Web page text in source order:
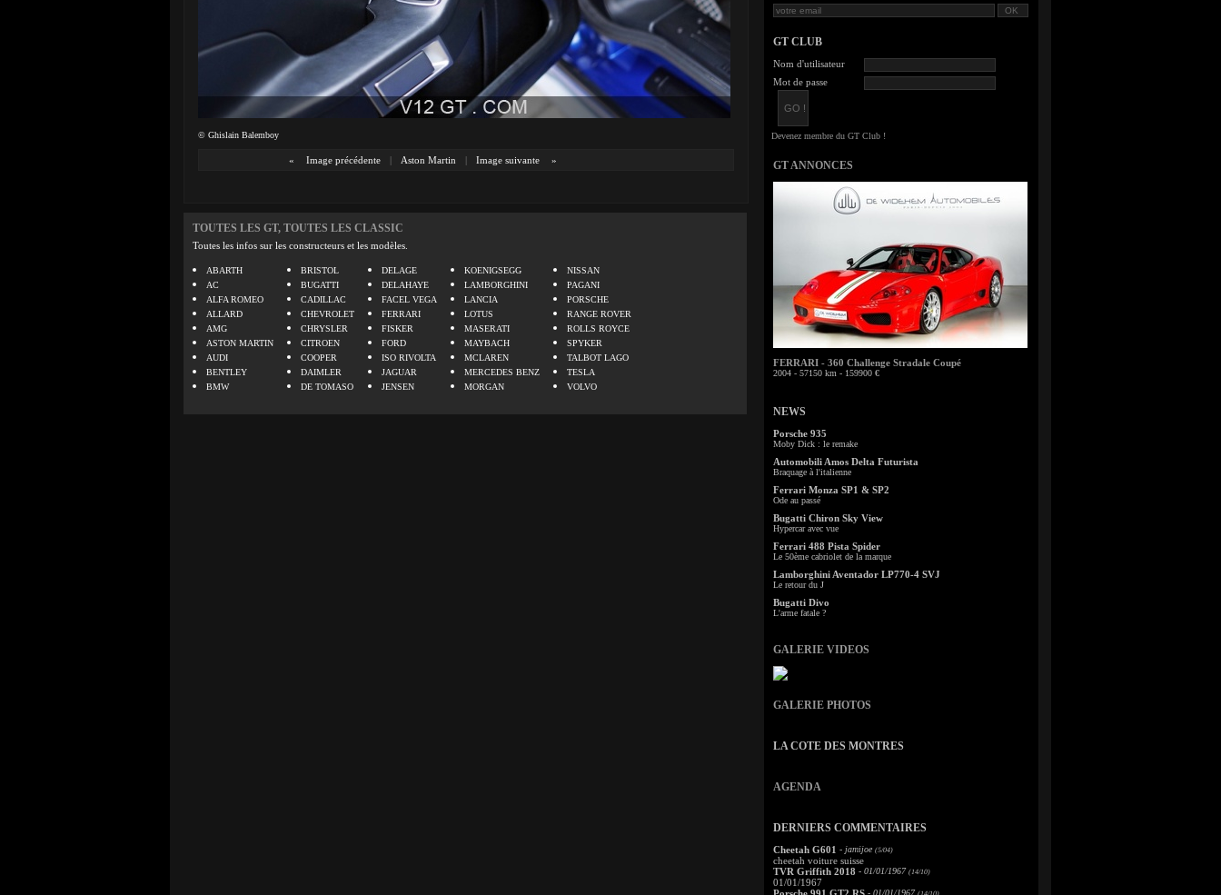
© Ghislain Balemboy
« Image précédente | Aston Martin | Image suivante »
TOUTES LES GT, TOUTES LES CLASSIC
Toutes les infos sur les constructeurs et les modèles.
ABARTH
AC
ALFA ROMEO
ALLARD
AMG
ASTON MARTIN
AUDI
BENTLEY
BMW
BRISTOL
BUGATTI
CADILLAC
CHEVROLET
CHRYSLER
CITROEN
COOPER
DAIMLER
DE TOMASO
DELAGE
DELAHAYE
FACEL VEGA
FERRARI
FISKER
FORD
ISO RIVOLTA
JAGUAR
JENSEN
KOENIGSEGG
LAMBORGHINI
LANCIA
LOTUS
MASERATI
MAYBACH
MCLAREN
MERCEDES BENZ
MORGAN
NISSAN
PAGANI
PORSCHE
RANGE ROVER
ROLLS ROYCE
SPYKER
TALBOT LAGO
TESLA
VOLVO
GT CLUB
Nom d'utilisateur
Mot de passe
GT ANNONCES
FERRARI - 360 Challenge Stradale Coupé
2004 - 57150 km - 159900 €
NEWS
Porsche 935
Moby Dick : le remake
Automobili Amos Delta Futurista
Braquage à l'italienne
Ferrari Monza SP1 & SP2
Ode au passé
Bugatti Chiron Sky View
Hypercar avec vue
Ferrari 488 Pista Spider
Le 50ème cabriolet de la marque
Lamborghini Aventador LP770-4 SVJ
Le retour du J
Bugatti Divo
L'arme fatale ?
GALERIE VIDEOS
GALERIE PHOTOS
LA COTE DES MONTRES
AGENDA
DERNIERS COMMENTAIRES
Cheetah G601 - jamijoe (5/04)
cheetah voiture suisse
TVR Griffith 2018 - 01/01/1967 (14/10)
01/01/1967
- 01/01/1967